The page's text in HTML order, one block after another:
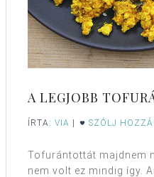
A LEGJOBB
ÍRTA: VIA SZÓLJ HOZZÁ!
Tofurántottát majdnem
nem volt ez mindig így.